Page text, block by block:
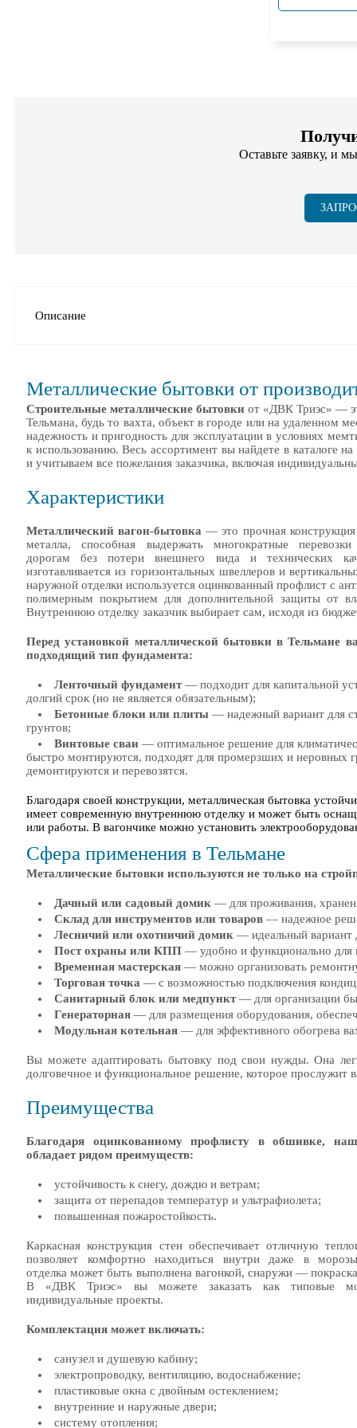
Оставьте заявку, и
Описание
Металлические бытовки от
Строительные металлические бытовки от «ДВК Триэс» —
Тельмана, будь то вахта, объект в городе или на удаленном
надежность и пригодность для эксплуатации в условиях
к использованию. Весь ассортимент вы найдете в каталоге
и учитываем все пожелания заказчика, включая
Характеристики
Металлический вагон-бытовка — это прочная
металла, способная выдержать многократные
дорогам без потери внешнего вида и технических
изготавливается из горизонтальных швеллеров и
наружной отделки используется оцинкованный профлист с
полимерным покрытием для дополнительной защиты от
Внутреннюю отделку заказчик выбирает сам, исходя из
Перед установкой металлической бытовки в Тельмане
подходящий тип фундамента:
Ленточный фундамент— подходит для капитальной
долгий срок (но не является обязательным);
Бетонные блоки или плиты — надежный вариант для
грунтов;
Винтовые сваи — оптимальное решение для
быстро монтируются, подходят для промерзших и неровных
демонтируются и перевозятся.
Благодаря своей конструкции, металлическая бытовка
имеет современную внутреннюю отделку и может быть
или работы. В вагончике можно установить
Сфера применения в Тельмане
Металлические бытовки используются не только на
Дачный или садовый домик — для проживания,
Склад для инструментов или товаров — надежное
Лесничий или охотничий домик — идеальный вариант
Пост охраны или КПП — удобно и функционально для
Временная мастерская — можно организовать
Торговая точка — с возможностью подключения
Санитарный блок или медпункт— для организации
Генераторная — для размещения оборудования,
Модульная котельная — для эффективного обогрева
Вы можете адаптировать бытовку под свои нужды. Она
долговечное и функциональное решение, которое прослужит
Преимущества
Благодаря оцинкованному профлисту в обшивке,
обладает рядом преимуществ:
устойчивость к снегу, дождю и ветрам;
защита от перепадов температур и ультрафиолета;
повышенная пожаростойкость.
Каркасная конструкция стен обеспечивает отличную
позволяет комфортно находиться внутри даже в
отделка может быть выполнена вагонкой, снаружи —
В «ДВК Триэс» вы можете заказать как типовые
индивидуальные проекты.
Комплектация может включать:
санузел и душевую кабину;
электропроводку, вентиляцию, водоснабжение;
пластиковые окна с двойным остеклением;
внутренние и наружные двери;
систему отопления;